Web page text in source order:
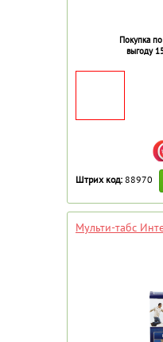
Покупка
выгоду
Штрих код: 88970
Мульти-табс